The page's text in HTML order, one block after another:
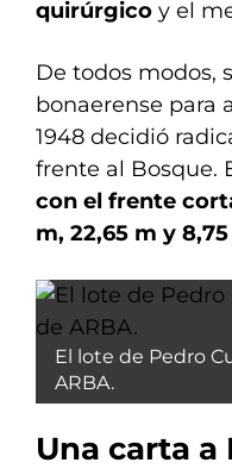
quirúrgico y el
De todos modos,
bonaerense para
1948 decidió
frente al Bosque.
con el frente
m, 22,65 m y
El lote de Pedro
ARBA.
Una carta a